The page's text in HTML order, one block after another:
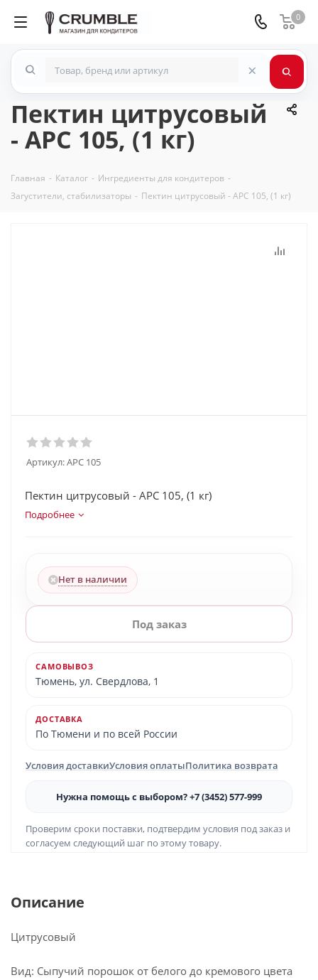
0
×
Пектин цитрусовый
- APC 105, (1 кг)
Главная - Каталог - Ингредиенты для кондитеров -
Загустители, стабилизаторы - Пектин цитрусовый - APC 105, (1 кг)
Артикул:APC 105
Пектин цитрусовый - APC 105, (1 кг)
Подробнее
Нет в наличии
Под заказ
САМОВЫВОЗ
Тюмень, ул. Свердлова, 1
ДОСТАВКА
По Тюмени и по всей России
Условия доставкиУсловия оплатыПолитика возврата
Нужна помощь с выбором? +7 (3452) 577-999
Проверим сроки поставки, подтвердим условия под заказ и
согласуем следующий шаг по этому товару.
Описание
Цитрусовый
Вид: Сыпучий порошок от белого до кремового цвета